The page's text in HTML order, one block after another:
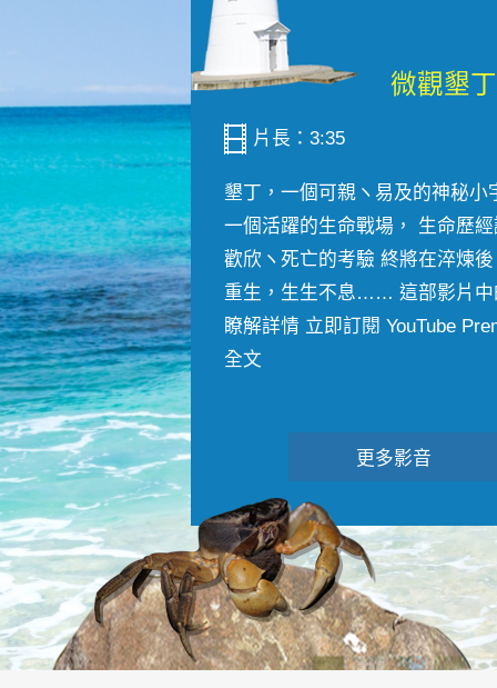
片長：3:35
墾丁，一個可親ヽ易及的神秘小
一個活躍的生命戰場， 生命歷
歡欣ヽ死亡的考驗 終將在淬煉
重生，生生不息…… 這部影片中
瞭解詳情 立即訂閱 YouTube
全文
更多影音